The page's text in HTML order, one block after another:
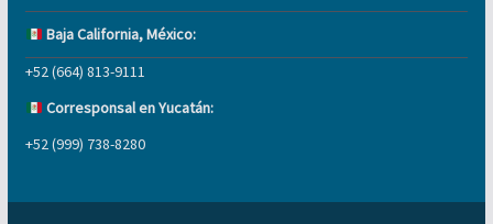
Baja California, México:
+52 (664) 813-9111
Corresponsal en Yucatán:
+52 (999) 738-8280